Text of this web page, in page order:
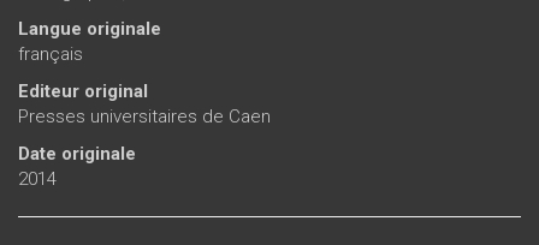
Langue originale
français
Editeur original
Presses universitaires de Caen
Date originale
2014